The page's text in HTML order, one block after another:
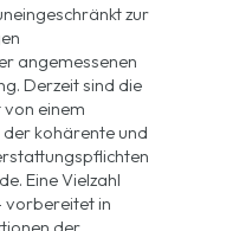
zur
angemessenen
Derzeit sind die
einem
derkohärente und
Eine Vielzahl
vorbereitet in
der